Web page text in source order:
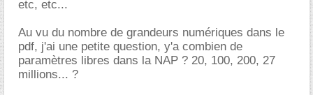
etc, etc...
Au vu du nombre de grandeurs numériques dans le
pdf, j'ai une petite question, y'a combien de
paramètres libres dans la NAP ? 20, 100, 200, 27
millions... ?